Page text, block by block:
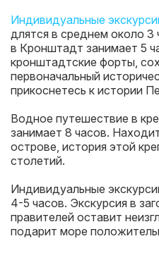
Индивидуальные
длятся в среднем около 3
в Кронштадт занимает 5
кронштадтские форты,
первоначальный
прикоснетесь к истории
Водное путешествие в
занимает 8 часов.
острове, история этой
столетий.
Индивидуальные
4-5 часов. Экскурсия в
правителей оставит
подарит море